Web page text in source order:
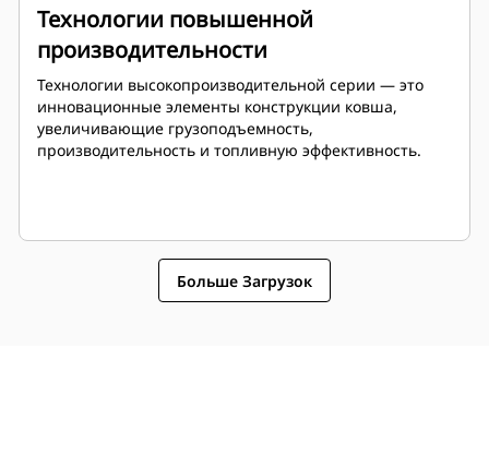
Технологии повышенной
производительности
Технологии высокопроизводительной серии — это
инновационные элементы конструкции ковша,
увеличивающие грузоподъемность,
производительность и топливную эффективность.
Больше Загрузок